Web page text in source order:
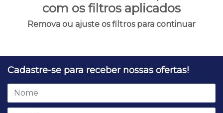
com os filtros aplicados
Remova ou ajuste os filtros para continuar
Cadastre-se para receber nossas ofertas!